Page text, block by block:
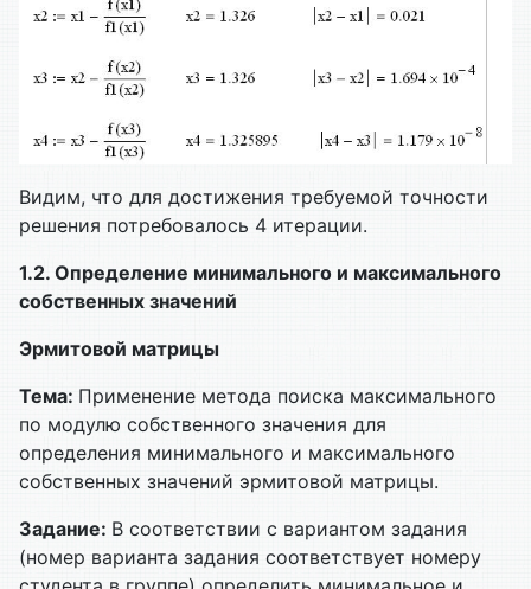
Видим, что для достижения требуемой точности
решения потребовалось 4 итерации.
1.2. Определение минимального и максимального
собственных значений
Эрмитовой матрицы
Тема: Применение метода поиска максимального
по модулю собственного значения для
определения минимального и максимального
собственных значений эрмитовой матрицы.
Задание: В соответствии с вариантом задания
(номер варианта задания соответствует номеру